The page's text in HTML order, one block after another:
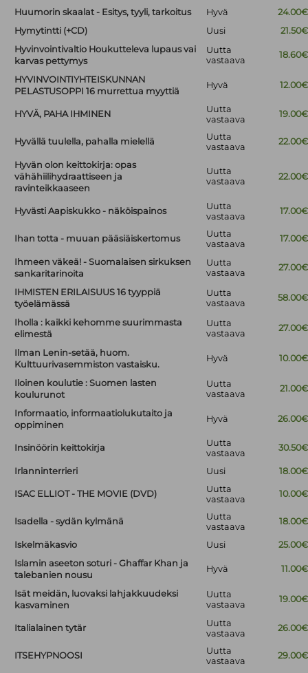
Huumorin skaalat - Esitys, tyyli, tarkoitus
Hyvä
24.00€
Hymytintti (+CD)
Uusi
21.50€
Hyvinvointivaltio Houkutteleva lupaus vai
karvas pettymys
Uutta
vastaava
18.60€
HYVINVOINTIYHTEISKUNNAN
PELASTUSOPPI 16 murrettua myyttiä
Hyvä 12.00€
HYVÄ, PAHA IHMINEN
Uutta
vastaava
19.00€
Hyvällä tuulella, pahalla mielellä
Uutta
vastaava
22.00€
Hyvän olon keittokirja: opas
vähähiilihydraattiseen ja
ravinteikkaaseen
Uutta
vastaava
22.00€
Hyvästi Aapiskukko - näköispainos
Uutta
vastaava
17.00€
Ihan totta - muuan pääsiäiskertomus
Uutta
vastaava
17.00€
Ihmeen väkeä! - Suomalaisen sirkuksen
sankaritarinoita
Uutta
vastaava
27.00€
IHMISTEN ERILAISUUS 16 tyyppiä
työelämässä
Uutta
vastaava
58.00€
Iholla : kaikki kehomme suurimmasta
elimestä
Uutta
vastaava
27.00€
Ilman Lenin-setää, huom.
Kulttuurivasemmiston vastaisku.
Hyvä 10.00€
Iloinen koulutie : Suomen lasten
koulurunot
Uutta
vastaava
21.00€
Informaatio, informaatiolukutaito ja
oppiminen
Hyvä 26.00€
Insinöörin keittokirja
Uutta
vastaava
30.50€
Irlanninterrieri Uusi 18.00€
ISAC ELLIOT - THE MOVIE (DVD)
Uutta
vastaava
10.00€
Isadella - sydän kylmänä
Uutta
vastaava
18.00€
Iskelmäkasvio Uusi
25.00€
Islamin aseeton soturi - Ghaffar Khan ja
talebanien nousu
Hyvä 11.00€
Isät meidän, luovaksi lahjakkuudeksi
kasvaminen
Uutta
vastaava
19.00€
Italialainen tytär
Uutta
vastaava
26.00€
ITSEHYPNOOSI
Uutta
vastaava
29.00€